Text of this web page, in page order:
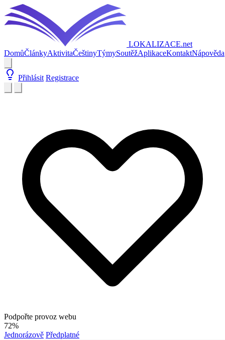
LOKALIZACE.net
DomůČlánkyAktivitaČeštinyTýmySoutěžAplikaceKontaktNápověda
Přihlásit Registrace
Podpořte provoz webu
72%
Jednorázově Předplatné